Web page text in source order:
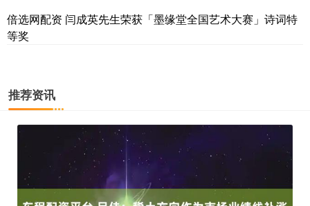
倍选网配资 闫成英先生荣获「墨缘堂全国艺术大赛」诗词特
等奖
推荐资讯